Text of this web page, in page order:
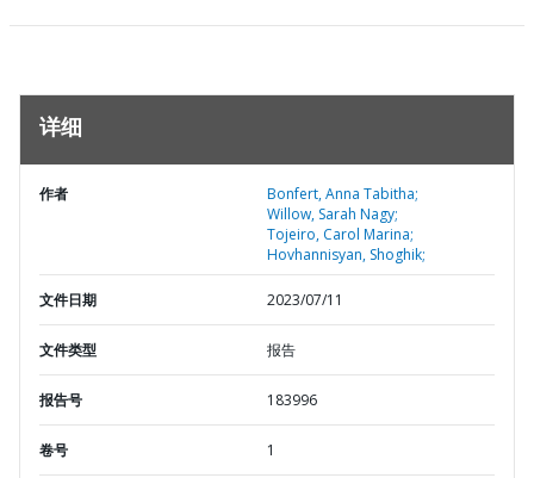
详细
作者
Bonfert, Anna Tabitha;
Willow, Sarah Nagy;
Tojeiro, Carol Marina;
Hovhannisyan, Shoghik;
文件日期 2023/07/11
文件类型 报告
报告号 183996
卷号 1